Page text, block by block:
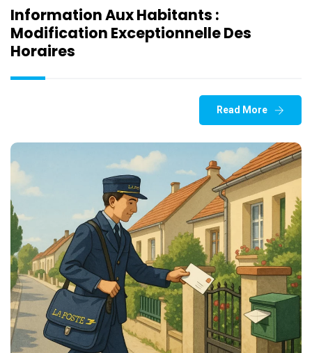
Information Aux Habitants :
Modification Exceptionnelle Des
Horaires
Read More